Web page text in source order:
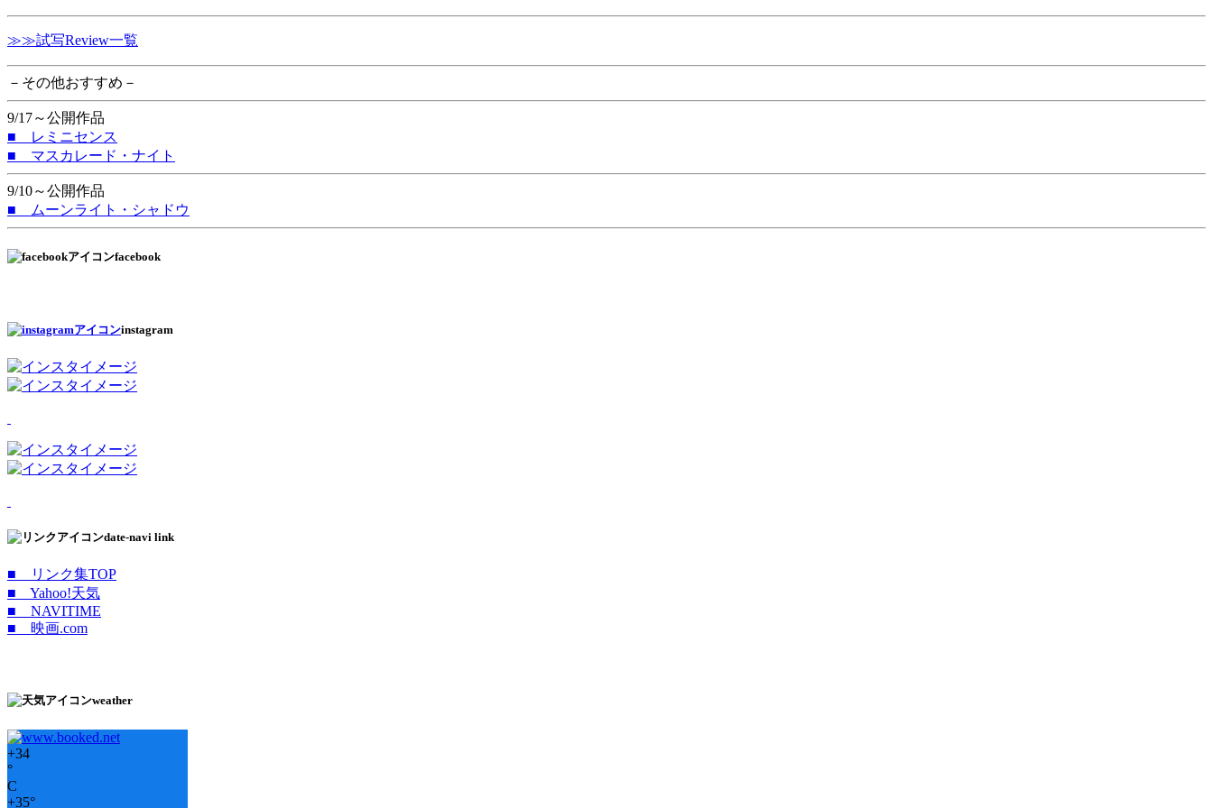
≫≫試写Review一覧
－その他おすすめ－
9/17～公開作品
■ レミニセンス
■ マスカレード・ナイト
9/10～公開作品
■ ムーンライト・シャドウ
facebook
instagram
date-navi link
■ リンク集TOP
■ Yahoo!天気
■ NAVITIME
■ 映画.com
weather
+34
°
C
+35°